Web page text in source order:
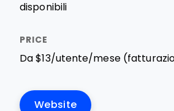
disponibili
Da $13/utente/mese
Website